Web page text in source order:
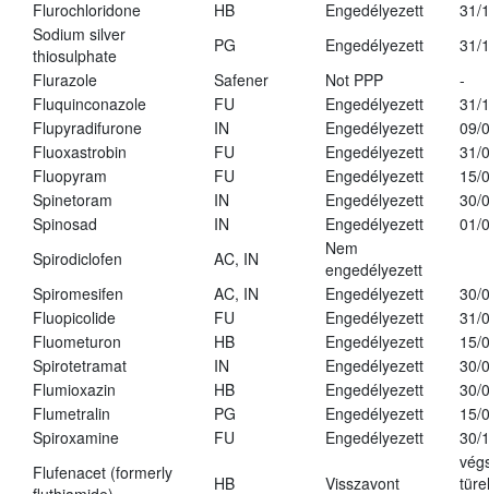
Flurochloridone
HB Engedélyezett
31/
Sodium silver
thiosulphate
PG Engedélyezett
31/
Flurazole
Safener Not PPP
-
Fluquinconazole
FU Engedélyezett
31/
Flupyradifurone
IN Engedélyezett
09/
Fluoxastrobin
FU Engedélyezett
31/
Fluopyram
FU Engedélyezett
15/
Spinetoram
IN Engedélyezett
30/
Spinosad
IN Engedélyezett
01/
Spirodiclofen
AC, IN
Nem
engedélyezett
Spiromesifen
AC, IN Engedélyezett
30/
Fluopicolide
FU Engedélyezett
31/
Fluometuron
HB Engedélyezett
15/
Spirotetramat
IN Engedélyezett
30/
Flumioxazin
HB Engedélyezett
30/
Flumetralin
PG Engedélyezett
15/
Spiroxamine
FU Engedélyezett
30/
Flufenacet (formerly
HB Visszavont